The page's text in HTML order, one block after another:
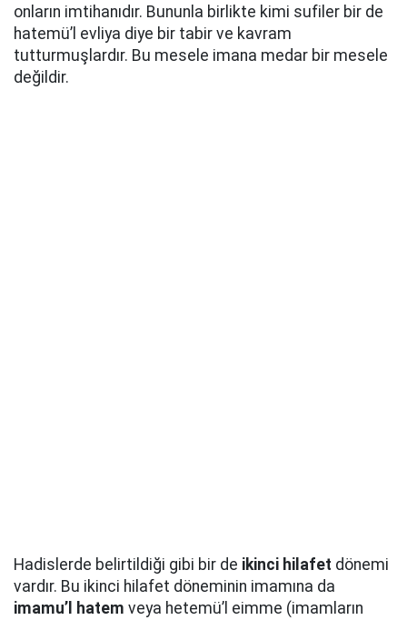
onların imtihanıdır. Bununla birlikte kimi sufiler bir de
hatemü’l evliya diye bir tabir ve kavram
tutturmuşlardır. Bu mesele imana medar bir mesele
değildir.
Hadislerde belirtildiği gibi bir de ikinci hilafet dönemi
vardır. Bu ikinci hilafet döneminin imamına da
imamu’l hatem veya hetemü’l eimme (imamların